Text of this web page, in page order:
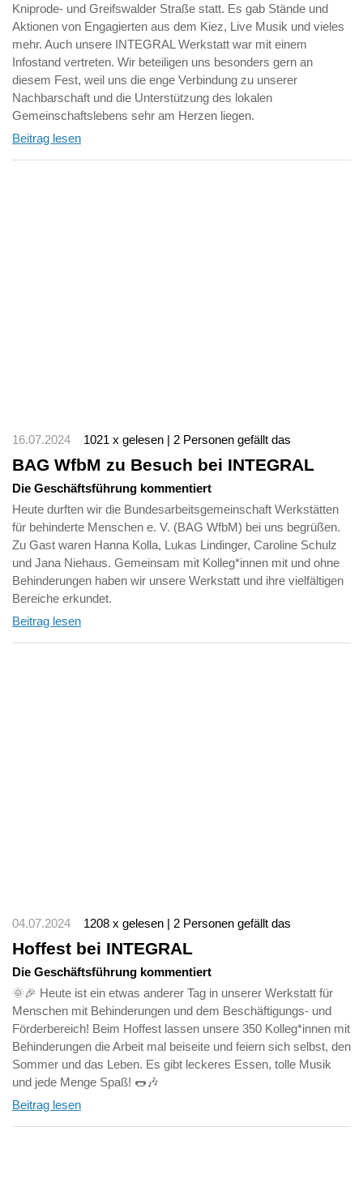
Kniprode- und Greifswalder Straße statt. Es gab Stände und
Aktionen von Engagierten aus dem Kiez, Live Musik und vieles
mehr. Auch unsere INTEGRAL Werkstatt war mit einem
Infostand vertreten. Wir beteiligen uns besonders gern an
diesem Fest, weil uns die enge Verbindung zu unserer
Nachbarschaft und die Unterstützung des lokalen
Gemeinschaftslebens sehr am Herzen liegen.
Beitrag lesen
16.07.2024 1021 x gelesen | 2 Personen gefällt das
BAG WfbM zu Besuch bei INTEGRAL
Die Geschäftsführung kommentiert
Heute durften wir die Bundesarbeitsgemeinschaft Werkstätten
für behinderte Menschen e. V. (BAG WfbM) bei uns begrüßen.
Zu Gast waren Hanna Kolla, Lukas Lindinger, Caroline Schulz
und Jana Niehaus. Gemeinsam mit Kolleg*innen mit und ohne
Behinderungen haben wir unsere Werkstatt und ihre vielfältigen
Bereiche erkundet.
Beitrag lesen
04.07.2024 1208 x gelesen | 2 Personen gefällt das
Hoffest bei INTEGRAL
Die Geschäftsführung kommentiert
🌞🎉 Heute ist ein etwas anderer Tag in unserer Werkstatt für
Menschen mit Behinderungen und dem Beschäftigungs- und
Förderbereich! Beim Hoffest lassen unsere 350 Kolleg*innen mit
Behinderungen die Arbeit mal beiseite und feiern sich selbst, den
Sommer und das Leben. Es gibt leckeres Essen, tolle Musik
und jede Menge Spaß! 🌭🎶
Beitrag lesen